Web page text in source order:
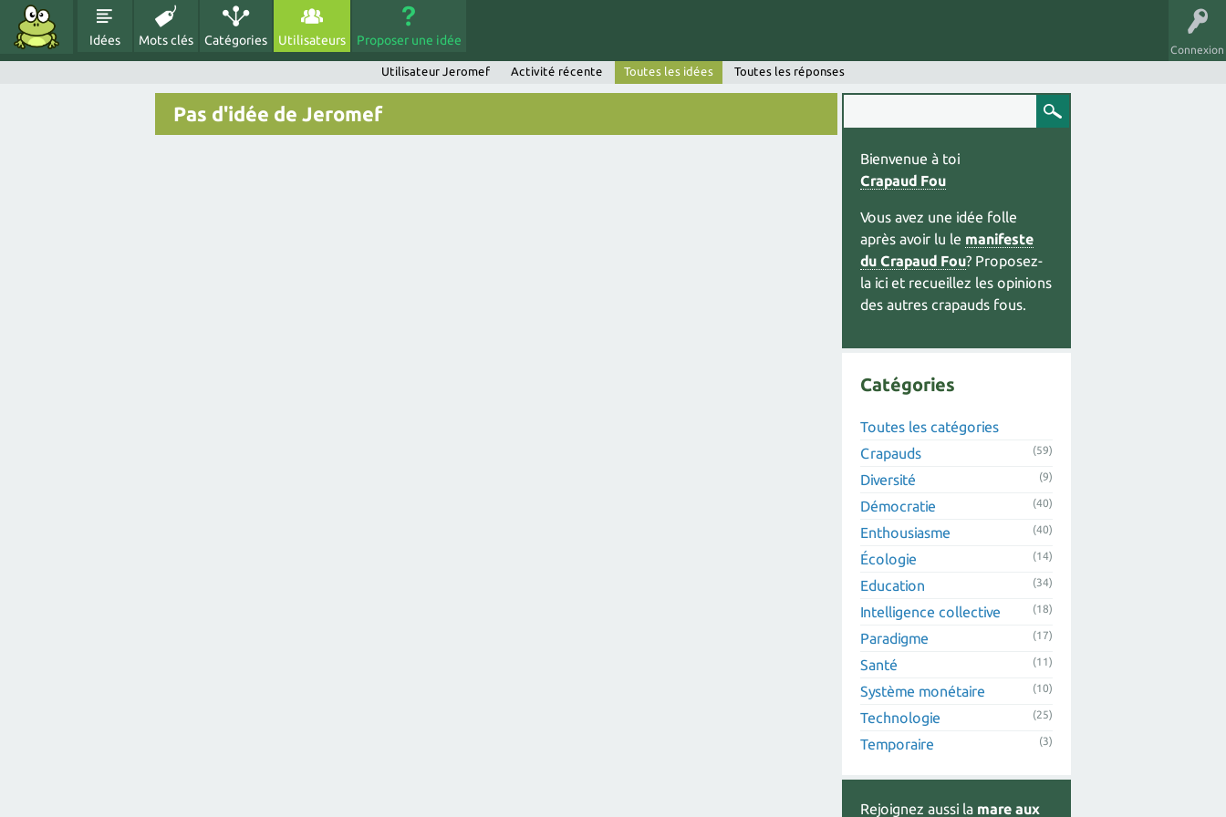
Connexion
Idées Mots clés Catégories Utilisateurs Proposer une idée
Utilisateur Jeromef Activité récente Toutes les idées Toutes les réponses
Pas d'idée de Jeromef
Bienvenue à toi
Crapaud Fou
Vous avez une idée folle
après avoir lu le manifeste
du Crapaud Fou? Proposez-
la ici et recueillez les opinions
des autres crapauds fous.
Catégories
Toutes les catégories
Crapauds
(59)
Diversité (9)
Démocratie (40)
Enthousiasme (40)
Écologie (14)
Education (34)
Intelligence collective (18)
Paradigme (17)
Santé (11)
Système monétaire (10)
Technologie (25)
Temporaire (3)
Rejoignez aussi la mare aux